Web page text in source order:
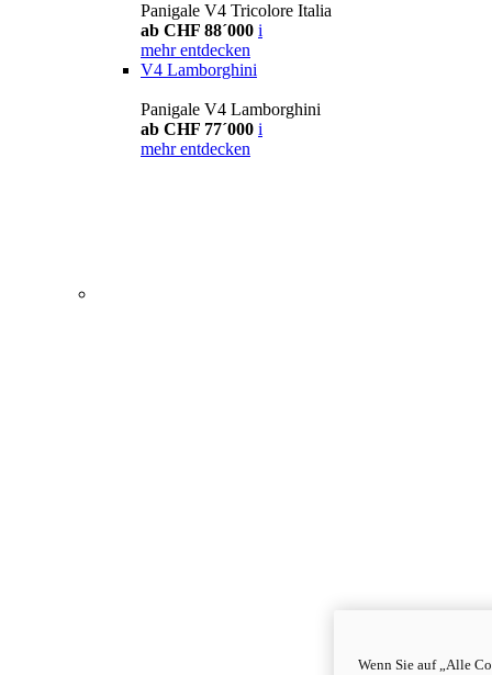
Panigale V4 Tricolore Italia
ab CHF 88´000 i
mehr entdecken
V4 Lamborghini
Panigale V4 Lamborghini
ab CHF 77´000 i
mehr entdecken
Wenn Sie auf „Alle